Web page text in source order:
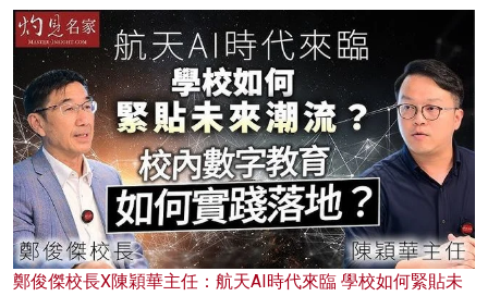
鄭俊傑校長X陳穎華主任：航天AI時代來臨 學校如何緊貼未